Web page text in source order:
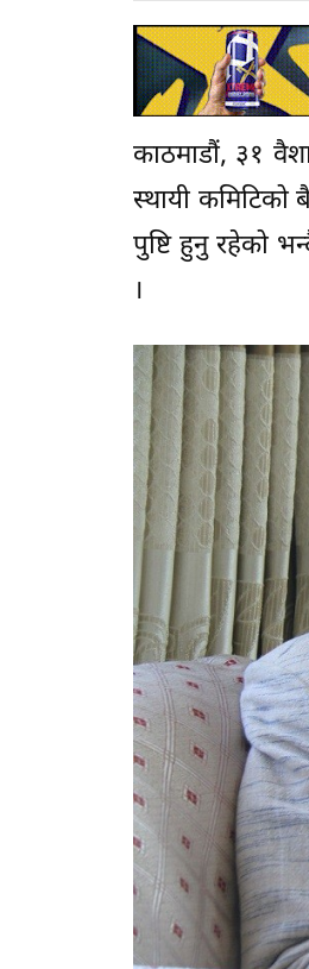
काठमाडौं, ३१
स्थायी कमिटिको
पुष्टि हुनु रहेको
।